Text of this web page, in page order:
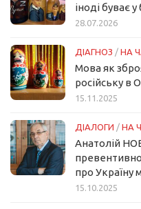
іноді буває у
28.07.2026
ДІАГНОЗ / НА
Мова як
російську в
15.11.2025
ДІАЛОГИ / НА
Анатолій
про Україну
15.10.2025